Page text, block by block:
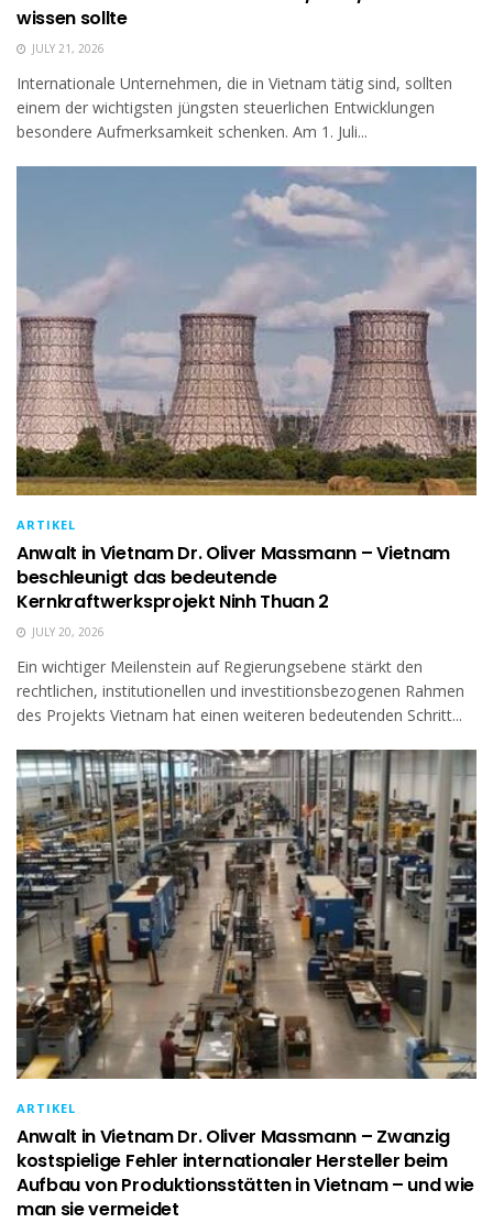
wissen sollte
JULY 21, 2026
Internationale Unternehmen, die in Vietnam tätig sind, sollten
einem der wichtigsten jüngsten steuerlichen Entwicklungen
besondere Aufmerksamkeit schenken. Am 1. Juli...
ARTIKEL
Anwalt in Vietnam Dr. Oliver Massmann – Vietnam
beschleunigt das bedeutende
Kernkraftwerksprojekt Ninh Thuan 2
JULY 20, 2026
Ein wichtiger Meilenstein auf Regierungsebene stärkt den
rechtlichen, institutionellen und investitionsbezogenen Rahmen
des Projekts Vietnam hat einen weiteren bedeutenden Schritt...
ARTIKEL
Anwalt in Vietnam Dr. Oliver Massmann – Zwanzig
kostspielige Fehler internationaler Hersteller beim
Aufbau von Produktionsstätten in Vietnam – und wie
man sie vermeidet